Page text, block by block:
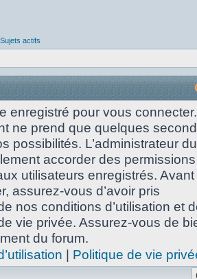
Sujets actifs
enregistré pour vous connecter.
ne prend que quelques
possibilités. L’administrateur du
accorder des permissions
utilisateurs enregistrés.
assurez-vous d’avoir pris
nos conditions d’utilisation et
vie privée. Assurez-vous de
du forum.
| Politique de vie